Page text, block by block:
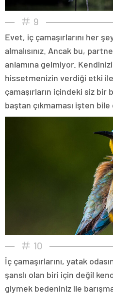
9
Evet, iç çamaşırlarını her
almalısınız. Ancak bu,
anlamına gelmiyor.
hissetmenizin verdiği etki
çamaşırların içindeki siz
baştan çıkmaması işten bile
10
İç çamaşırlarını, yatak
şanslı olan biri için değil
giymek bedeniniz ile